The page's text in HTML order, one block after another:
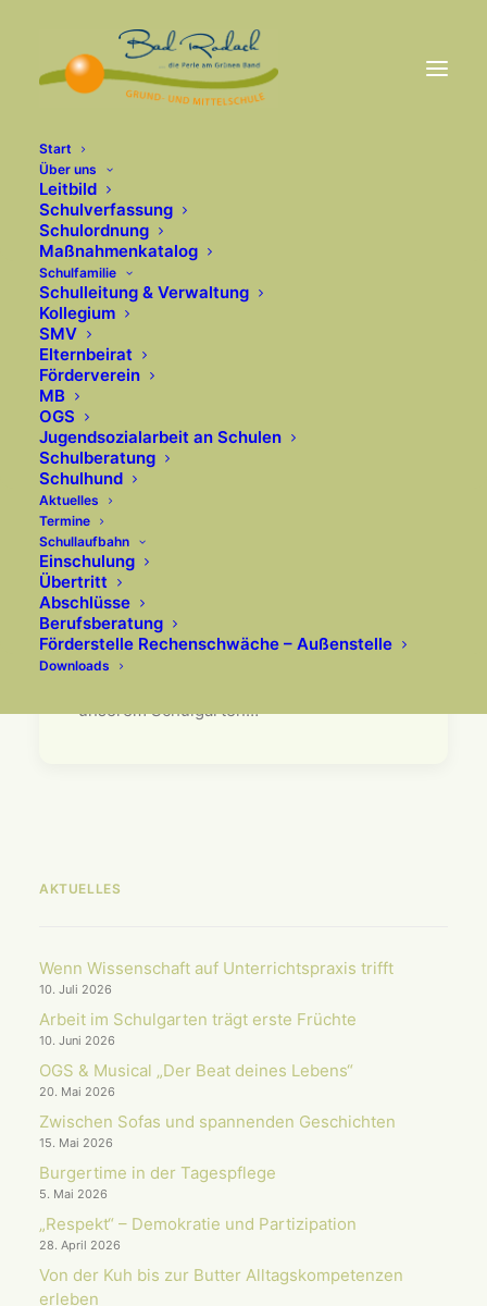
Start
Über uns
Leitbild
Schulverfassung
Schulordnung
Maßnahmenkatalog
Schulfamilie
Schulleitung & Verwaltung
Kollegium
SMV
Elternbeirat
Förderverein
MB
OGS
Jugendsozialarbeit an Schulen
Schulberatung
Schulhund
Aktuelles
Termine
Schullaufbahn
Einschulung
Übertritt
Abschlüsse
Berufsberatung
Förderstelle Rechenschwäche – Außenstelle
Downloads
Arbeit im Schulgarten
trägt erste Früchte
Fünftklässler ernten Erdbeeren aus dem
unserem Schulgarten…
AKTUELLES
Wenn Wissenschaft auf Unterrichts­praxis trifft
10. Juli 2026
Arbeit im Schulgarten trägt erste Früchte
10. Juni 2026
OGS & Musical „Der Beat deines Lebens“
20. Mai 2026
Zwischen Sofas und spannenden Geschichten
15. Mai 2026
Burgertime in der Tagespflege
5. Mai 2026
„Respekt“ – Demokratie und Partizipation
28. April 2026
Von der Kuh bis zur Butter Alltagskompetenzen
erleben